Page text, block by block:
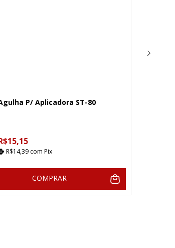
P/ Aplicadora ST-80
R$14,39 com Pix
COMPRAR